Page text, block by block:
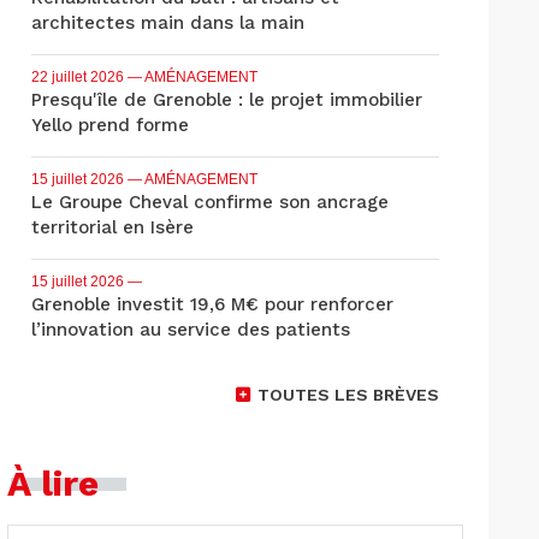
architectes main dans la main
22 juillet 2026 — AMÉNAGEMENT
Presqu'île de Grenoble : le projet immobilier
Yello prend forme
15 juillet 2026 — AMÉNAGEMENT
Le Groupe Cheval confirme son ancrage
territorial en Isère
15 juillet 2026 —
Grenoble investit 19,6 M€ pour renforcer
l’innovation au service des patients
TOUTES LES BRÈVES
À lire